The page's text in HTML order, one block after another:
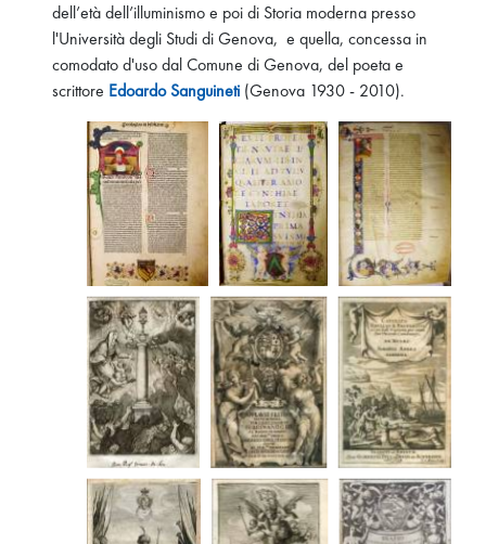
dell’età dell’illuminismo e poi di Storia moderna presso
l'Università degli Studi di Genova, e quella, concessa in
comodato d'uso dal Comune di Genova, del poeta e
scrittore Edoardo Sanguineti (Genova 1930 - 2010).